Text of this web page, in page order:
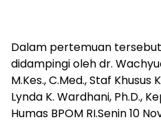
Dalam pertemuan
didampingi oleh dr.
M.Kes., C.Med., Staf Khusus
Lynda K. Wardhani, Ph.D.,
Humas BPOM RI.Senin 10